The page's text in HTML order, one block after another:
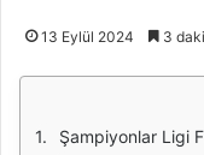
13 Eylül 2024 3
Şampiyonlar Ligi